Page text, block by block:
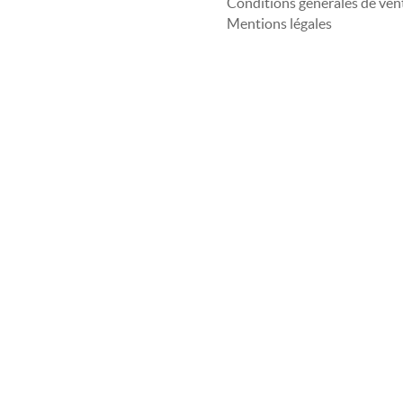
Mentions légales